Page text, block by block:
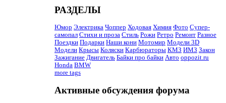
РАЗДЕЛЫ
Юмор Электрика Чоппер Ходовая Химия Фото Супер-
самопал Стихи и проза Стиль Рожи Ретро Ремонт Разное
Поездки Подарки Наши кони Мотомир Модели 3D
Модели Крысы Коляски Карбюраторы КМЗ ИМЗ Закон
Зажигание Двигатель Байки про байки Авто oppozit.ru
Honda BMW
more tags
Активные обсуждения форума